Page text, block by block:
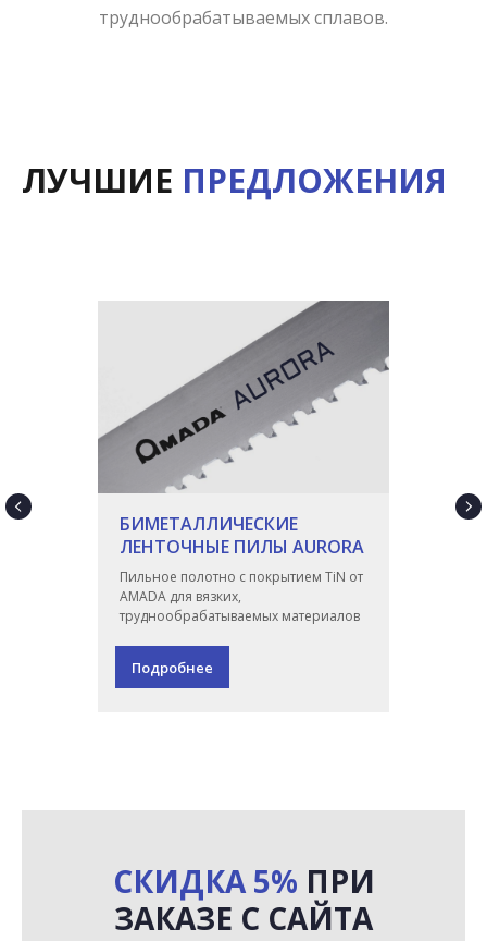
труднообрабатываемых сплавов.
ЛУЧШИЕ ПРЕДЛОЖЕНИЯ
БИМЕТАЛЛИЧЕСКИЕ
ЛЕНТОЧНЫЕ ПИЛЫ AURORA
Пильное полотно с покрытием TiN от
AMADA для вязких,
труднообрабатываемых материалов
Подробнее
СКИДКА 5% ПРИ
ЗАКАЗЕ С САЙТА